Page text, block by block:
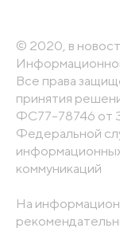
© 2020, в
Все права
принятия
ФС77-78746 от
Федеральной
коммуникаций
На